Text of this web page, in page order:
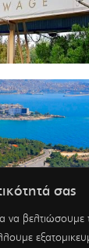
σας
να βελτιώσουμε